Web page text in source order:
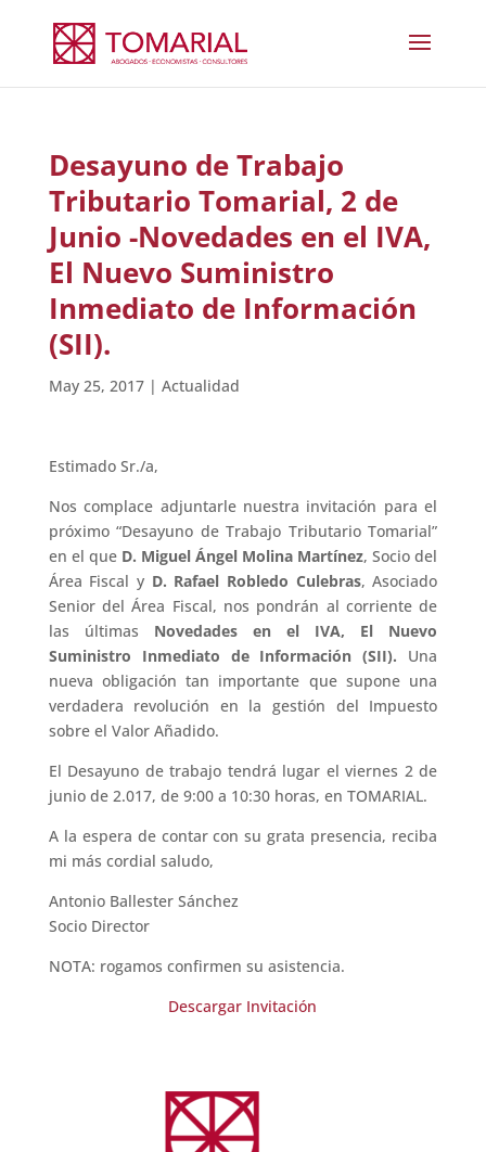
Desayuno de Trabajo
Tributario Tomarial, 2 de
Junio -Novedades en el IVA,
El Nuevo Suministro
Inmediato de Información
(SII).
May 25, 2017| Actualidad
Estimado Sr./a,
Nos complace adjuntarle nuestra invitación para el
próximo “Desayuno de Trabajo Tributario Tomarial”
en el que D. Miguel Ángel Molina Martínez, Socio del
Área Fiscal y D. Rafael Robledo Culebras, Asociado
Senior del Área Fiscal, nos pondrán al corriente de
las últimas Novedades en el IVA, El Nuevo
Suministro Inmediato de Información (SII). Una
nueva obligación tan importante que supone una
verdadera revolución en la gestión del Impuesto
sobre el Valor Añadido.
El Desayuno de trabajo tendrá lugar el viernes 2 de
junio de 2.017, de 9:00 a 10:30 horas, en TOMARIAL.
A la espera de contar con su grata presencia, reciba
mi más cordial saludo,
Antonio Ballester Sánchez
Socio Director
NOTA: rogamos confirmen su asistencia.
Descargar Invitación